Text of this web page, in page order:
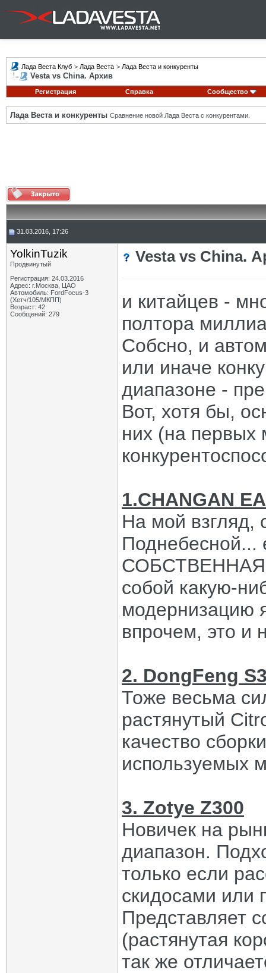
Лада Веста Клуб > Лада Веста > Лада Веста и конкуренты
Vesta vs China. Архив
Регистрация Справка Сообщество
Лада Веста и конкуренты Сравнение новой Лада Веста с конкурентами.
31.03.2016, 17:26
YolkinTuzik
Продвинутый
Регистрация: 24.03.2016
Адрес: г.Москва, ЦАО
Автомобиль: FordFocus-3
(Хетч/105/МКПП)
Возраст: 42
Сообщений: 279
Vesta vs China.
и китайцев -
полтора
Собсно, и
или иначе
диапазоне -
Вот, хотя бы,
них (на первых
1.CHANGAN
На мой взгляд,
Поднебесной...
СОБСТВЕННАЯ,
собой какую-
модернизацию
впрочем, это и
2. DongFeng
Тоже весьма
растянутый
качество
используемых
3. Zotye Z300
Новичек на
диапазон.
только если
скидосами или
Представляет
(растянутая
так же